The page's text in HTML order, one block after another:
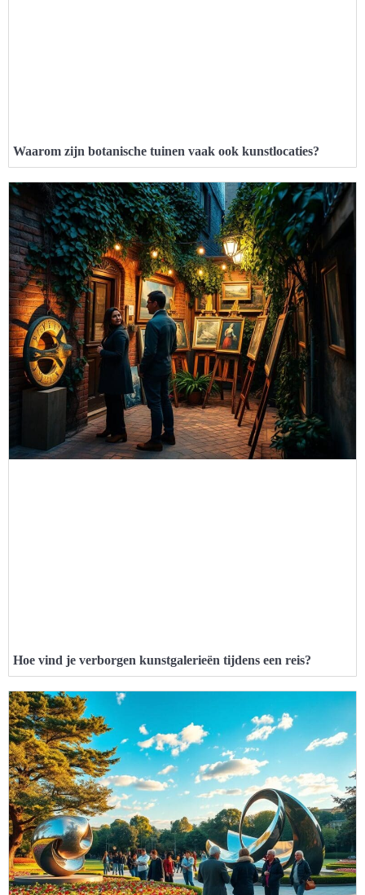
Waarom zijn botanische tuinen vaak ook kunstlocaties?
Hoe vind je verborgen kunstgalerieën tijdens een reis?